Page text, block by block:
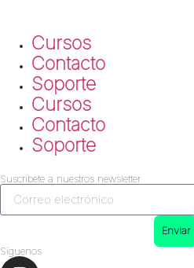
Cursos
Contacto
Soporte
Cursos
Contacto
Soporte
Suscríbete a nuestros newsletter
Enviar
Síguenos